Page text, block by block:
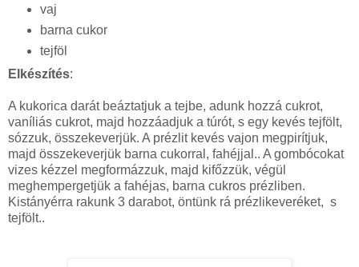
vaj
barna cukor
tejföl
Elkészítés:
A kukorica darát beáztatjuk a tejbe, adunk hozzá cukrot,
vaníliás cukrot, majd hozzáadjuk a túrót, s egy kevés tejfölt,
sózzuk, összekeverjük. A prézlit kevés vajon megpirítjuk,
majd összekeverjük barna cukorral, fahéjjal.. A gombócokat
vizes kézzel megformázzuk, majd kifőzzük, végül
meghempergetjük a fahéjas, barna cukros prézliben.
Kistányérra rakunk 3 darabot, öntünk rá prézlikeveréket, s
tejfölt..